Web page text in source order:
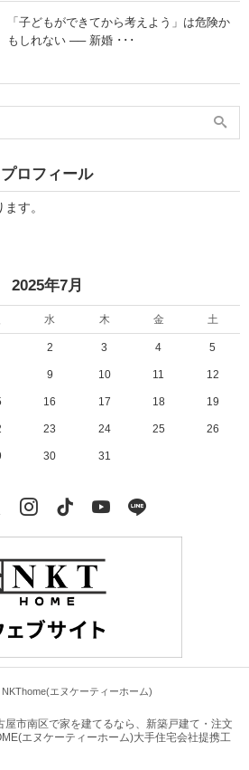
「子どもができてから考えよう」は危険か
もしれない ── 新婚 ･･･
プロフィール
す。
2025年7月
水 木 金 土
2 3 4 5
9 10 11 12
16 17 18 19
23 24 25 26
30 31
X Instagram
tiktokYouTube
エヌケーティーホーム)
屋市南区で家を建てるなら、新築戸建て・注文
エヌケーティーホーム)大手住宅会社提携工